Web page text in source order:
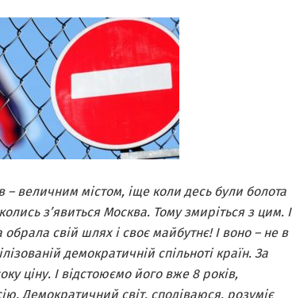
– величним містом, іще коли десь були болота
з’явиться Москва. Тому змиріться з цим. І
свій шлях і своє майбутнє! І воно – не в
демократичній спільноті країн. За
ціну. І відстоюємо його вже 8 років,
Демократичний світ, сподіваюся, розуміє